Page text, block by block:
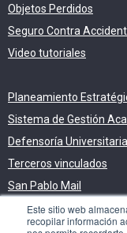
Este sitio web
recopilar información
Objetos Perdidos
Seguro Contra
Video tutoriales
Planeamiento
Sistema de Gestión
Defensoría Universitaria
Terceros vinculados
San Pablo Mail
Aula Virtual Pregrado
Aula Virtual Postgrado